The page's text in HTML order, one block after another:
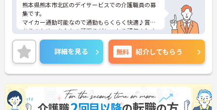
熊本県熊本市北区のデイサービスでの介護職員の募
集です。
マイカー通勤可能なので通勤もらくらく快適♪賞与
ありのため、あなたの頑張りがしっかり評価されま
す。
ご興味のある方は、面接のポイントをお伝えします
のでお気軽にお問い合せください。
詳細を見る 無料 紹介してもらう